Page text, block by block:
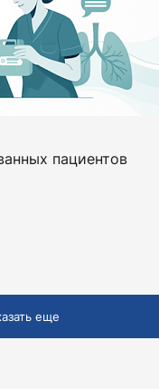
пациентов
еще